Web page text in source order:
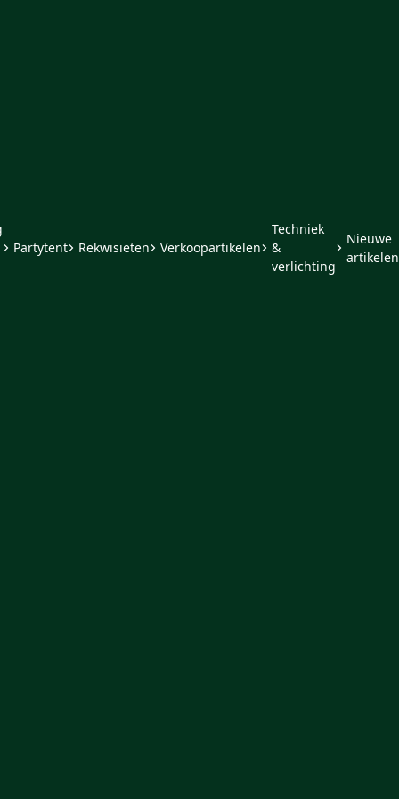
Partytent
Rekwisieten Verkoopartikelen
Techniek
&
verlichting
Nieuwe
artikelen